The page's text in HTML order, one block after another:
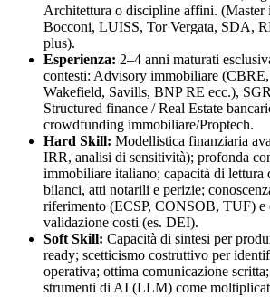
Architettura o discipline affini. (Master
Bocconi, LUISS, Tor Vergata, SDA,
plus).
Esperienza: 2–4 anni maturati
contesti: Advisory immobiliare
Wakefield, Savills, BNP RE ecc.),
Structured finance / Real Estate
crowdfunding immobiliare/Proptech.
Hard Skill: Modellistica finanziaria
IRR, analisi di sensitività); profonda
immobiliare italiano; capacità di lettura
bilanci, atti notarili e perizie;
riferimento (ECSP, CONSOB, TUF) e
validazione costi (es. DEI).
Soft Skill: Capacità di sintesi per
ready; scetticismo costruttivo per
operativa; ottima comunicazione
strumenti di AI (LLM) come